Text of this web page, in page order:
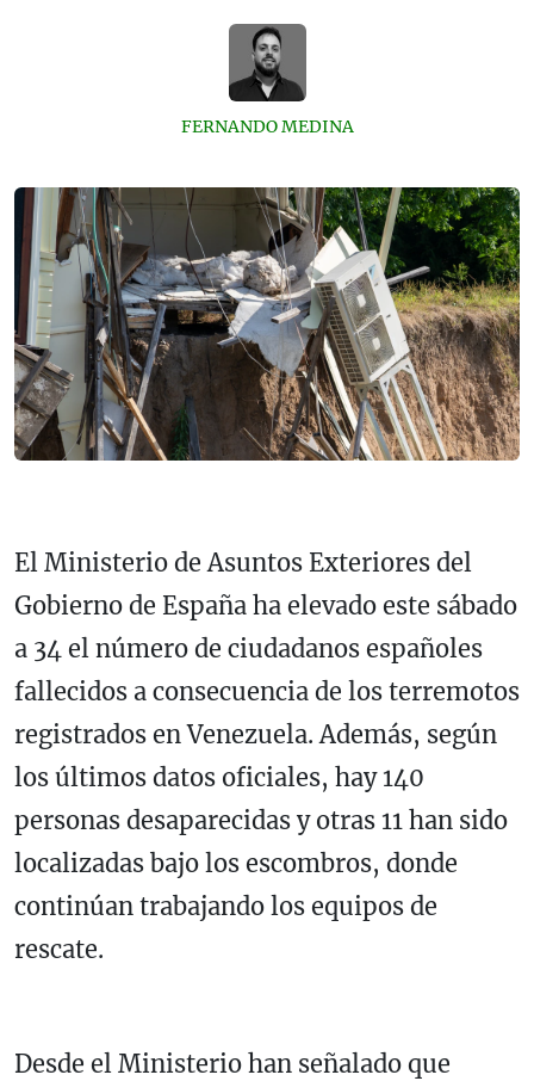
FERNANDO MEDINA
El Ministerio de Asuntos Exteriores del
Gobierno de España ha elevado este sábado
a 34 el número de ciudadanos españoles
fallecidos a consecuencia de los terremotos
registrados en Venezuela. Además, según
los últimos datos oficiales, hay 140
personas desaparecidas y otras 11 han sido
localizadas bajo los escombros, donde
continúan trabajando los equipos de
rescate.
Desde el Ministerio han señalado que